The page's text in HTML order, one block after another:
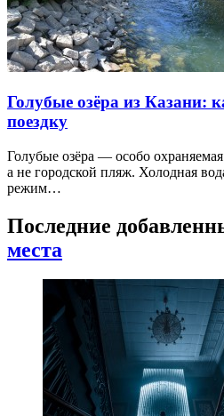
Голубые озёра из Казани:
поездку
Голубые озёра — особо
а не городской пляж. Холодная
режим…
Последние
места